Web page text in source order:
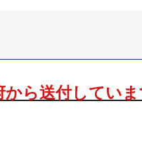
から送付してい